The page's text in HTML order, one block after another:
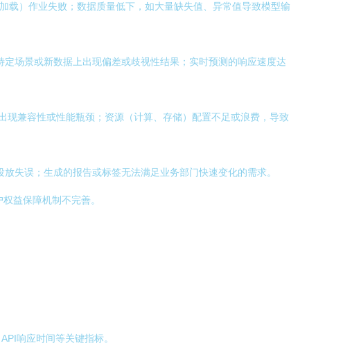
载）作业失败；数据质量低下，如大量缺失值、异常值导致模型输
场景或新数据上出现偏差或歧视性结果；实时预测的响应速度达
现兼容性或性能瓶颈；资源（计算、存储）配置不足或浪费，导致
失误；生成的报告或标签无法满足业务部门快速变化的需求。
益保障机制不完善。
响应时间等关键指标。